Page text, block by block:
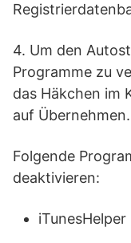
4. Um den
Programme zu
das Häkchen im
auf Übernehmen.
Folgende
deaktivieren:
iTunesHelper